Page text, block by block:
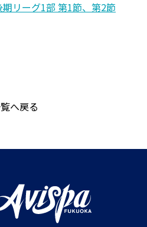
リーグ1部 第1節、第2節
へ戻る